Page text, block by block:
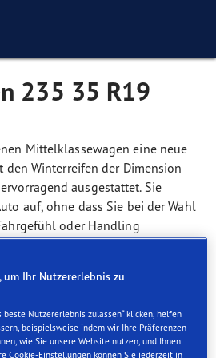
235 35 R19
Mittelklassewagen eine neue
den Winterreifen der Dimension
ausgestattet. Sie
auf, ohne dass Sie bei der Wahl
oder Handling
Modelle bestechen durch
Fahrbahnen. Das breite
Dies sorgt für Fahrkomfort ebenso
in Kurven ermöglicht. Sie
um Ihr Nutzererlebnis zu
beste Nutzererlebnis zulassen“ klicken, helfen
beispielsweise indem wir Ihre Präferenzen
wie Sie unsere Website nutzen, und Ihnen
Cookie-Einstellungen können Sie jederzeit in